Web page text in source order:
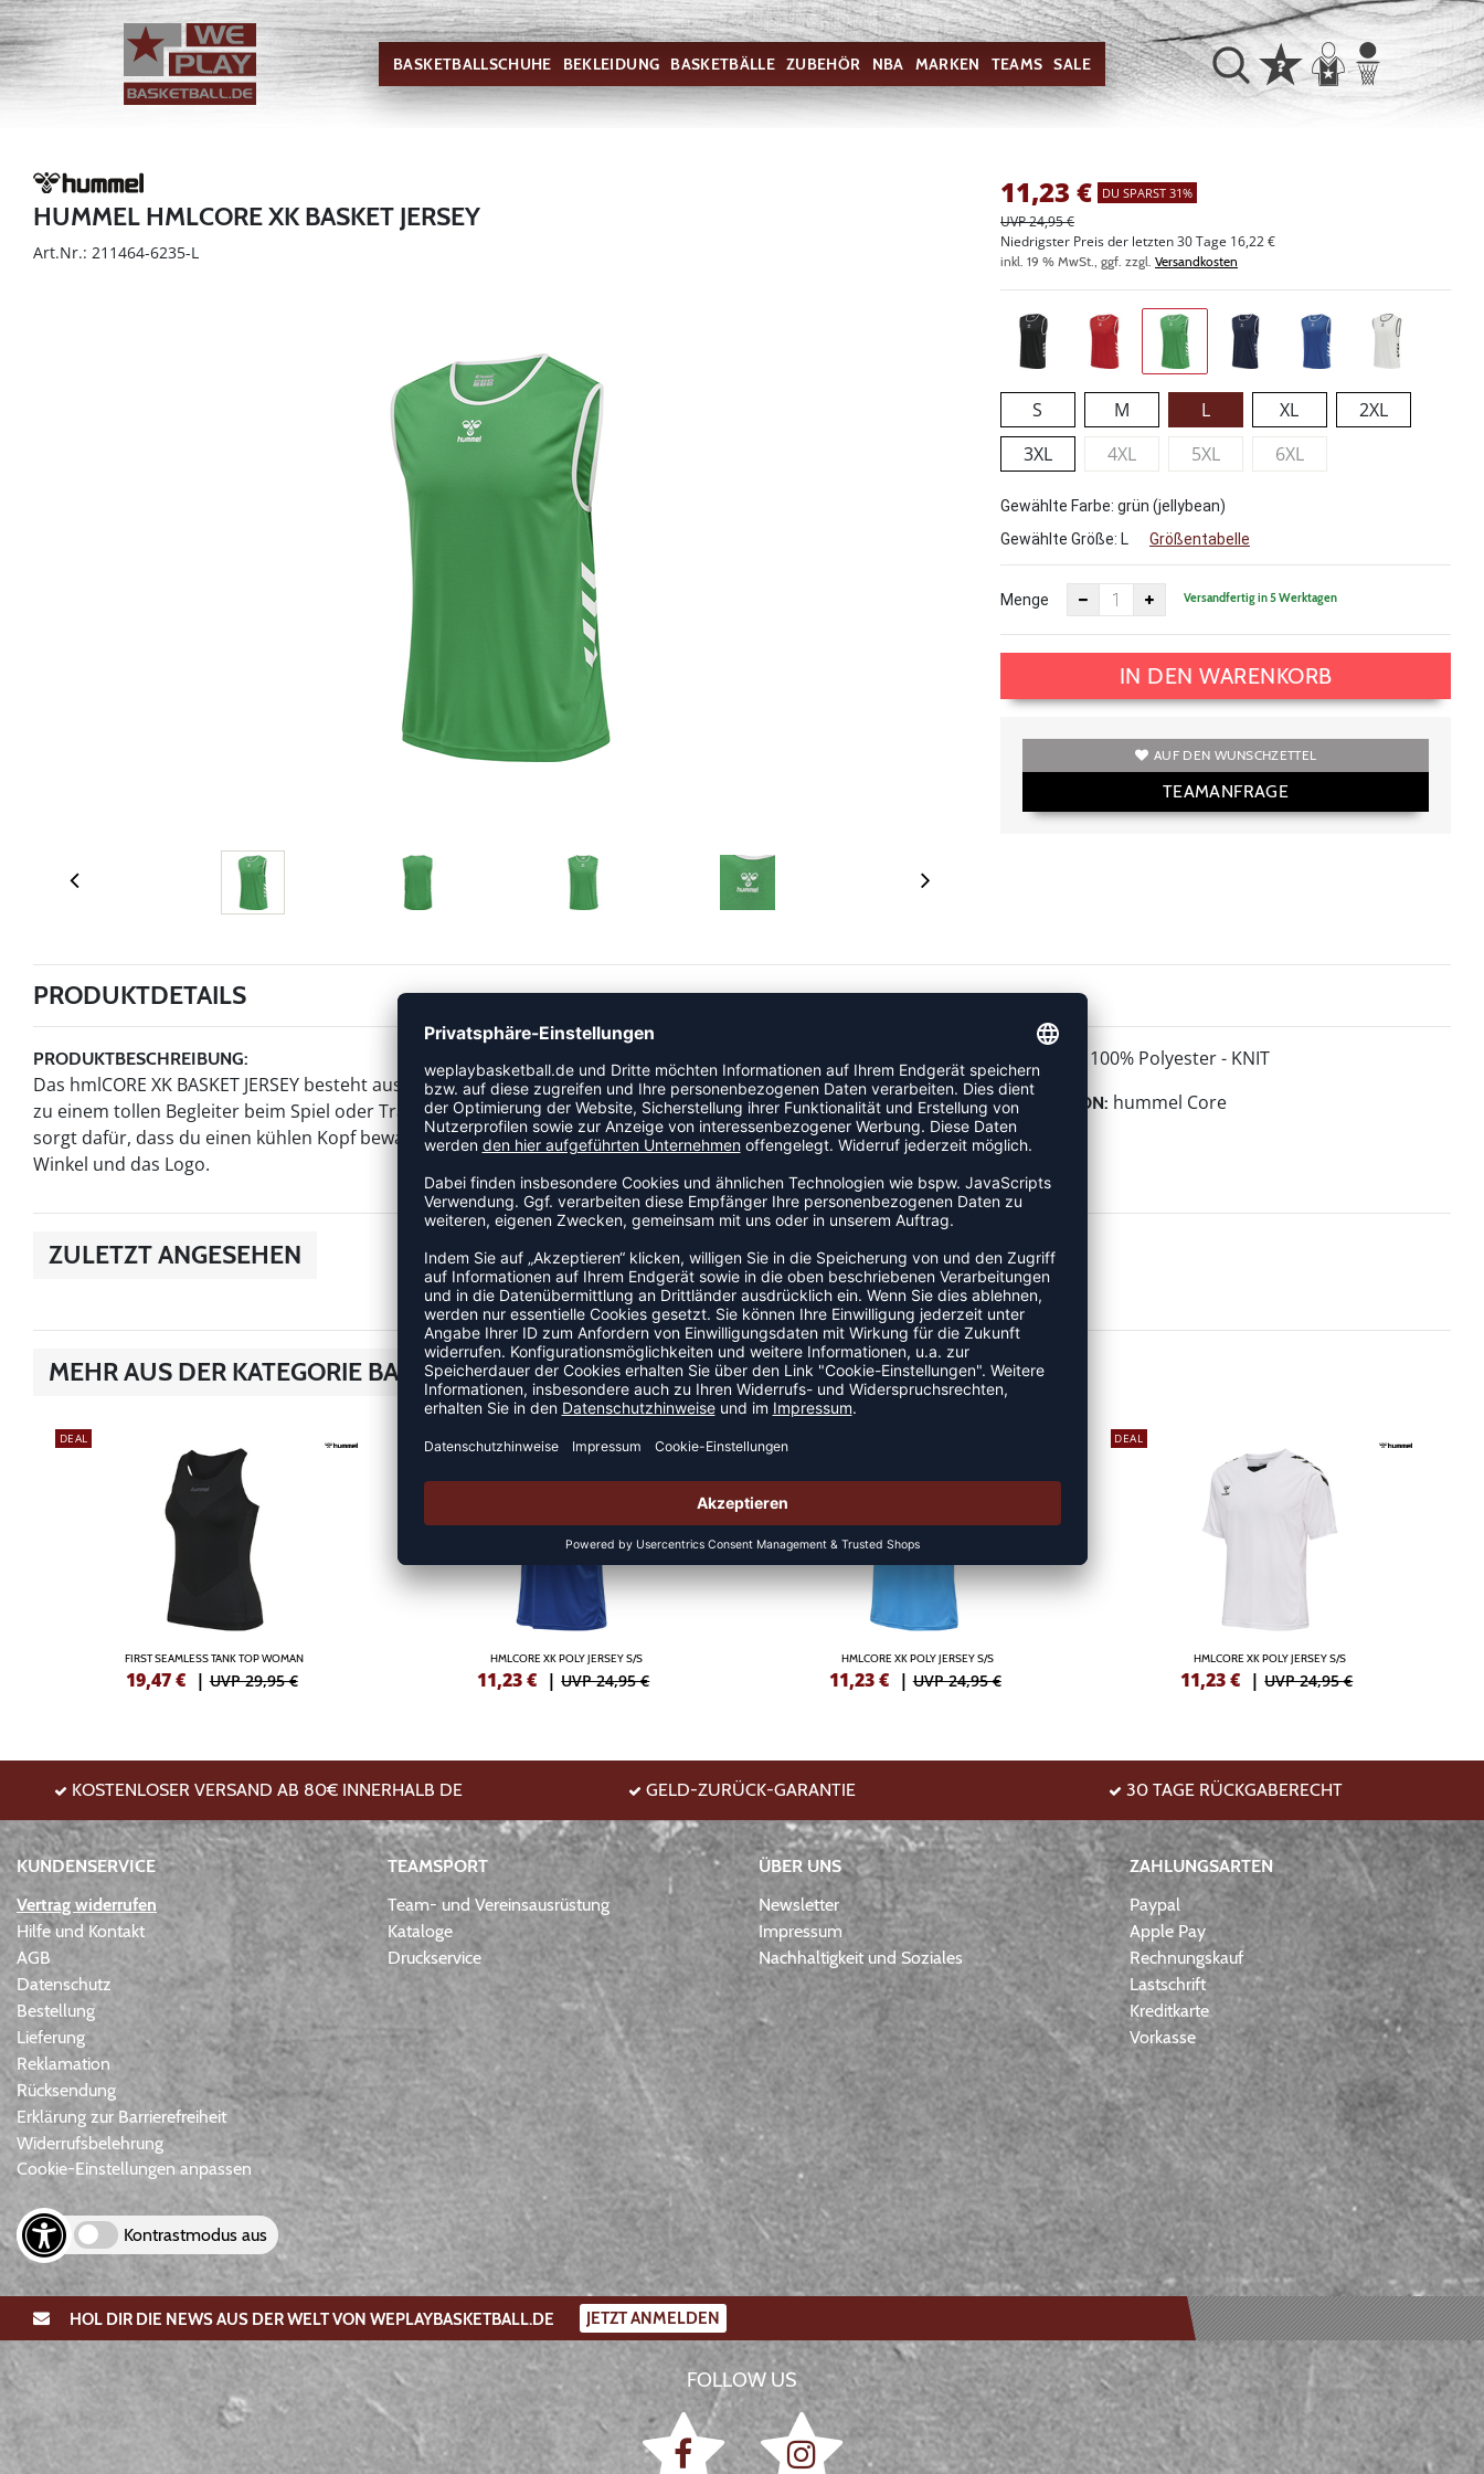
BASKETBALLSCHUHE BEKLEIDUNG BASKETBÄLLE ZUBEHÖR NBA MARKEN TEAMS SALE
HUMMEL HMLCORE XK BASKET JERSEY
Art.Nr.: 211464-6235-L
11,23 € DU SPARST 31%
UVP 24,95 €
Niedrigster Preis der letzten 30 Tage 16,22 €
inkl. 19 % MwSt., ggf. zzgl. Versandkosten
S M L XL
2XL
3XL
4XL 5XL 6XL
Gewählte Farbe: grün (jellybean)
Gewählte Größe: L Größentabelle
Menge Versandfertig in 5 Werktagen
IN DEN WARENKORB
AUF DEN WUNSCHZETTEL
TEAMANFRAGE
PRODUKTDETAILS
PRODUKTBESCHREIBUNG:
Das hmlCORE XK BASKET JERSEY besteht aus einem Interlock-Stoff für optimalen Komfort und Flexibilität, was es
zu einem tollen Begleiter beim Spiel oder Training macht. Die hervorragende hummel® BEECOOL® Behandlung
sorgt dafür, dass du einen kühlen Kopf bewahrst. Zusätzlich besticht das Trikot durch die unverkennbaren
Winkel und das Logo.
100% Polyester - KNIT
KOLLEKTION: hummel Core
ZULETZT ANGESEHEN
MEHR AUS DER KATEGORIE BASKETBALLTRIKOTS
DEAL
FIRST SEAMLESS TANK TOP WOMAN
19,47€ |UVP 29,95 €
DEAL
HMLCORE XK POLY JERSEY S/S
11,23€ |UVP 24,95 €
HMLCORE XK POLY JERSEY S/S
11,23€ |UVP 24,95 €
DEAL
HMLCORE XK POLY JERSEY S/S
11,23€ |UVP 24,95 €
KOSTENLOSER VERSAND AB 80€ INNERHALB DE GELD-ZURÜCK-GARANTIE 30 TAGE RÜCKGABERECHT
KUNDENSERVICE
Vertrag widerrufen
Hilfe und Kontakt
AGB
Datenschutz
Bestellung
Lieferung
Reklamation
Rücksendung
Erklärung zur Barrierefreiheit
Widerrufsbelehrung
Cookie-Einstellungen anpassen
Kontrastmodus aus
TEAMSPORT
Team- und Vereinsausrüstung
Kataloge
Druckservice
ÜBER UNS
Newsletter
Impressum
Nachhaltigkeit und Soziales
ZAHLUNGSARTEN
Paypal
Apple Pay
Rechnungskauf
Lastschrift
Kreditkarte
Vorkasse
HOL DIR DIE NEWS AUS DER WELT VON WEPLAYBASKETBALL.DE JETZT ANMELDEN
FOLLOW US